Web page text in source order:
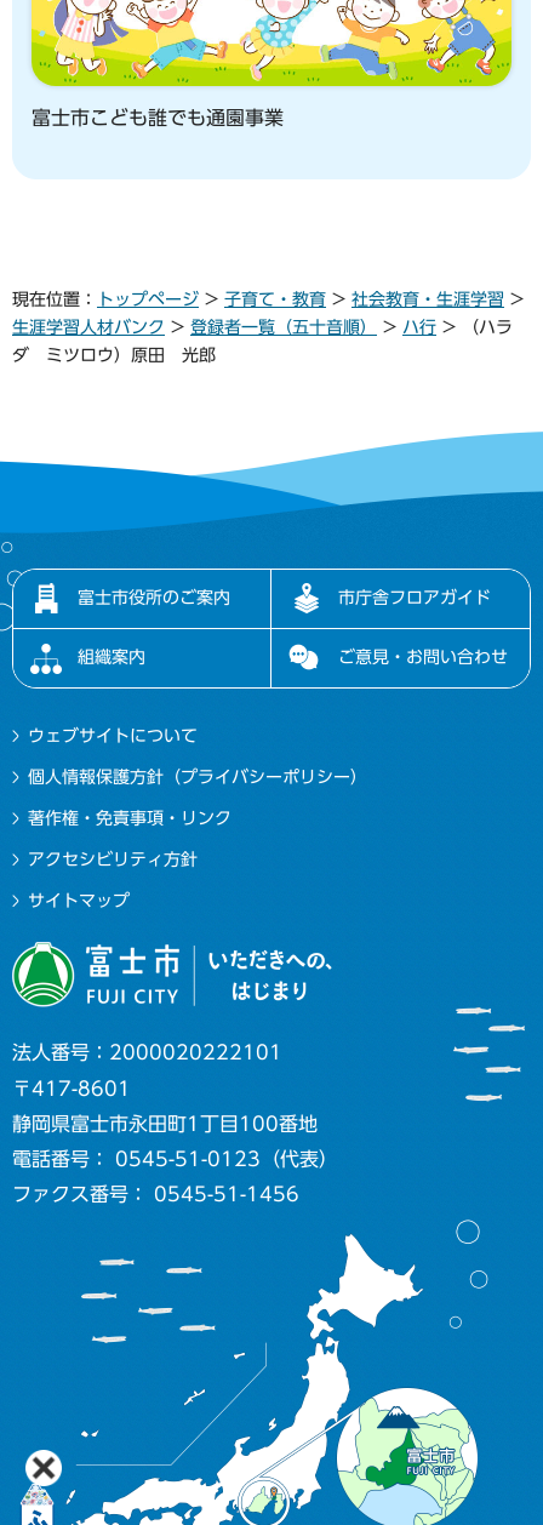
富士市こども誰でも通園事業
現在位置： トップページ > 子育て・教育 > 社会教育・生涯学習 >
生涯学習人材バンク > 登録者一覧（五十音順） > ハ行 > （ハラ
ダ ミツロウ）原田 光郎
富士市役所のご案内 市庁舎フロアガイド
組織案内 ご意見・お問い合わせ
ウェブサイトについて
個人情報保護方針（プライバシーポリシー）
著作権・免責事項・リンク
アクセシビリティ方針
サイトマップ
法人番号：2000020222101
〒417-8601
静岡県富士市永田町1丁目100番地
電話番号： 0545-51-0123（代表）
ファクス番号： 0545-51-1456